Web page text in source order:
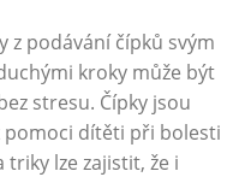
z podávání čípků svým
kroky může být
stresu. Čípky jsou
dítěti při bolesti
lze zajistit, že i